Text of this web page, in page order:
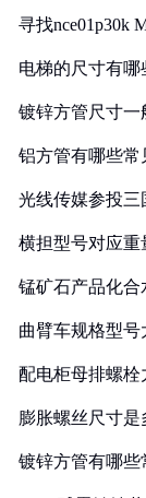
寻找nce01p30k
电梯的尺寸有哪
镀锌方管尺寸一
铝方管有哪些常
光线传媒参投三
横担型号对应重
锰矿石产品化合
曲臂车规格型号
配电柜母排螺
膨胀螺丝尺寸是
镀锌方管有哪